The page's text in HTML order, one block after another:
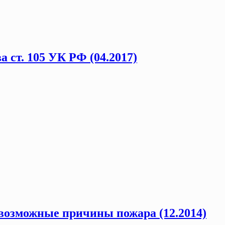
ст. 105 УК РФ (04.2017)
причины пожара (12.2014)